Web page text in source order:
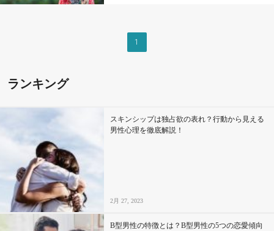
あるある
ドキドキ
仕事とキャリア
特集
1
ランキング
スキンシップは独占欲の表れ？行動から見える
男性心理を徹底解説！
2月 27, 2023
B型男性の特徴とは？B型男性の5つの恋愛傾向